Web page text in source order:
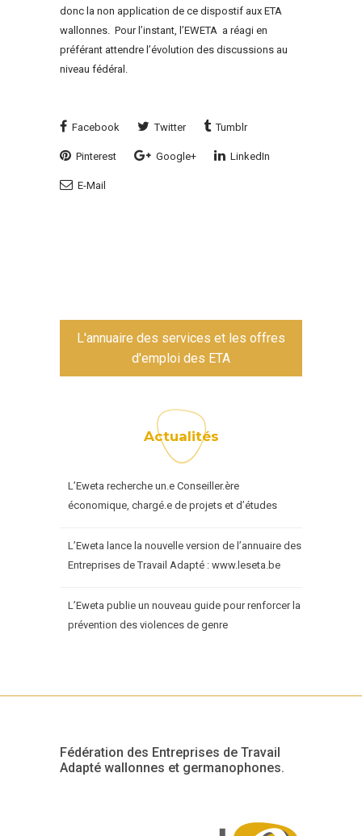
donc la non application de ce dispostif aux ETA
wallonnes. Pour l’instant, l’EWETA a réagi en
préférant attendre l’évolution des discussions au
niveau fédéral.
Facebook Twitter Tumblr
Pinterest Google+ LinkedIn
E-Mail
L'annuaire des services et les offres
d'emploi des ETA
Actualités
L’Eweta recherche un.e Conseiller.ère
économique, chargé.e de projets et d’études
L’Eweta lance la nouvelle version de l’annuaire des
Entreprises de Travail Adapté : www.leseta.be
L’Eweta publie un nouveau guide pour renforcer la
prévention des violences de genre
Fédération des Entreprises de Travail
Adapté wallonnes et germanophones.